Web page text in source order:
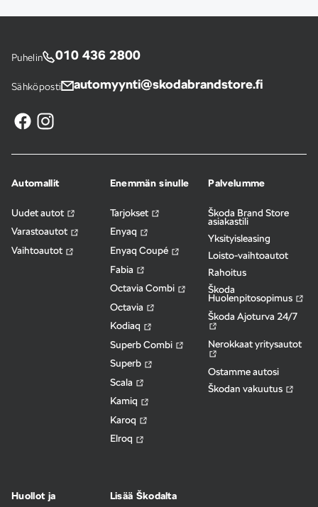
Puhelin 010 436 2800
Sähköposti automyynti@skodabrandstore.fi
Automallit
Uudet autot
Varastoautot
Vaihtoautot
Enemmän sinulle
Tarjokset
Enyaq
Enyaq Coupé
Fabia
Octavia Combi
Octavia
Kodiaq
Superb Combi
Superb
Scala
Kamiq
Karoq
Elroq
Palvelumme
Škoda Brand Store
asiakastili
Yksityisleasing
Loisto-vaihtoautot
Rahoitus
Škoda
Huolenpitosopimus
Škoda Ajoturva 24/7
Nerokkaat yritysautot
Ostamme autosi
Škodan vakuutus
Huollot ja
Lisää Škodalta